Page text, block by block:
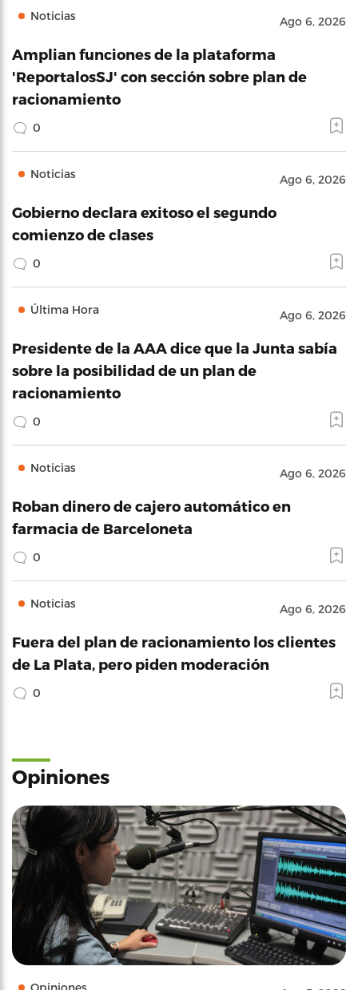
Noticias Ago 6, 2026
Amplian funciones de la plataforma
'ReportalosSJ' con sección sobre plan de
racionamiento
0
Noticias Ago 6, 2026
Gobierno declara exitoso el segundo
comienzo de clases
0
Última Hora Ago 6, 2026
Presidente de la AAA dice que la Junta sabía
sobre la posibilidad de un plan de
racionamiento
0
Noticias Ago 6, 2026
Roban dinero de cajero automático en
farmacia de Barceloneta
0
Noticias Ago 6, 2026
Fuera del plan de racionamiento los clientes
de La Plata, pero piden moderación
0
Opiniones
Opiniones